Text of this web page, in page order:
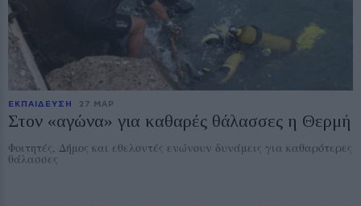
ΕΚΠΑΙΔΕΥΣΗ 27 ΜΑΡ
Στον «αγώνα» για καθαρές θάλασσες η Θερμή
Φοιτητές, Δήμος και εθελοντές ενώνουν δυνάμεις για καθαρότερες
θάλασσες